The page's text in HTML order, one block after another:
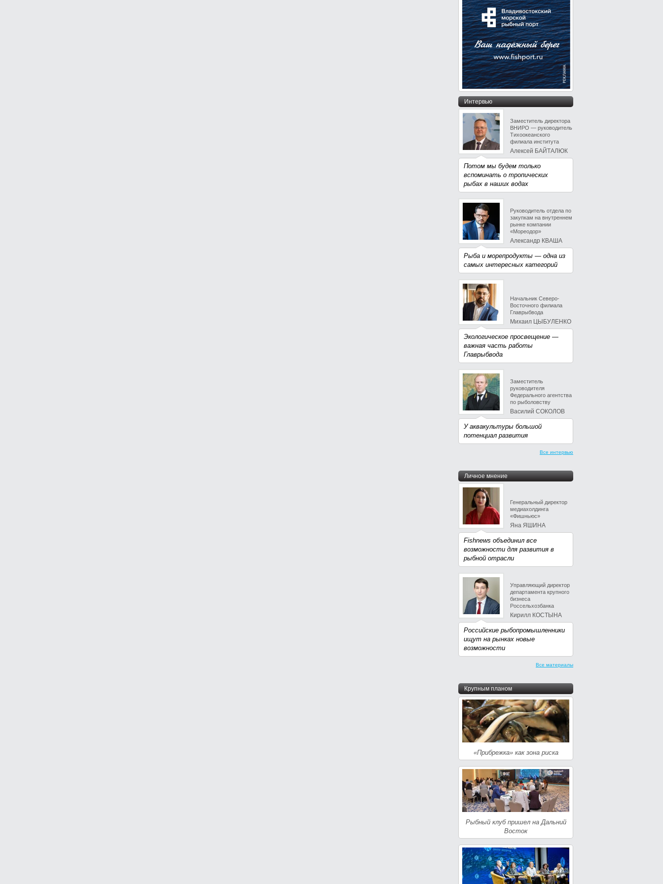
Интервью
Заместитель директора
ВНИРО — руководитель
Тихоокеанского
филиала института
Алексей БАЙТАЛЮК
Потом мы будем только
вспоминать о тропических
рыбах в наших водах
Руководитель отдела по
закупкам на внутреннем
рынке компании
«Мореодор»
Александр КВАША
Рыба и морепродукты — одна из
самых интересных категорий
Начальник Северо-
Восточного филиала
Главрыбвода
Михаил ЦЫБУЛЕНКО
Экологическое просвещение —
важная часть работы
Главрыбвода
Заместитель
руководителя
Федерального агентства
по рыболовству
Василий СОКОЛОВ
У аквакультуры большой
потенциал развития
Все интервью
Личное мнение
Генеральный директор
медиахолдинга
«Фишньюс»
Яна ЯШИНА
Fishnews объединил все
возможности для развития в
рыбной отрасли
Управляющий директор
департамента крупного
бизнеса
Россельхозбанка
Кирилл КОСТЫНА
Российские рыбопромышленники
ищут на рынках новые
возможности
Все материалы
Крупным планом
«Прибрежка» как зона риска
Рыбный клуб пришел на Дальний
Восток